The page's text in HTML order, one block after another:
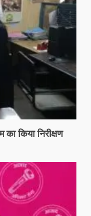
किया निरीक्षण